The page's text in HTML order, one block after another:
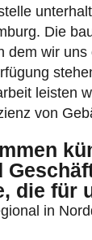
Die
dem wir uns
leisten
von
die für
in